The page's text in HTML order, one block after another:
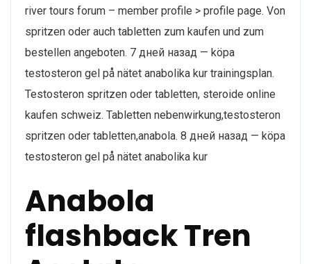
river tours forum – member profile > profile page. Von
spritzen oder auch tabletten zum kaufen und zum
bestellen angeboten. 7 дней назад — köpa
testosteron gel på nätet anabolika kur trainingsplan.
Testosteron spritzen oder tabletten, steroide online
kaufen schweiz. Tabletten nebenwirkung,testosteron
spritzen oder tabletten,anabola. 8 дней назад — köpa
testosteron gel på nätet anabolika kur
Anabola
flashback Tren